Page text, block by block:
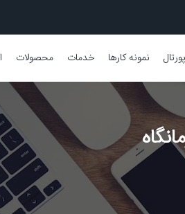
نمونه کارها خدمات محصولات